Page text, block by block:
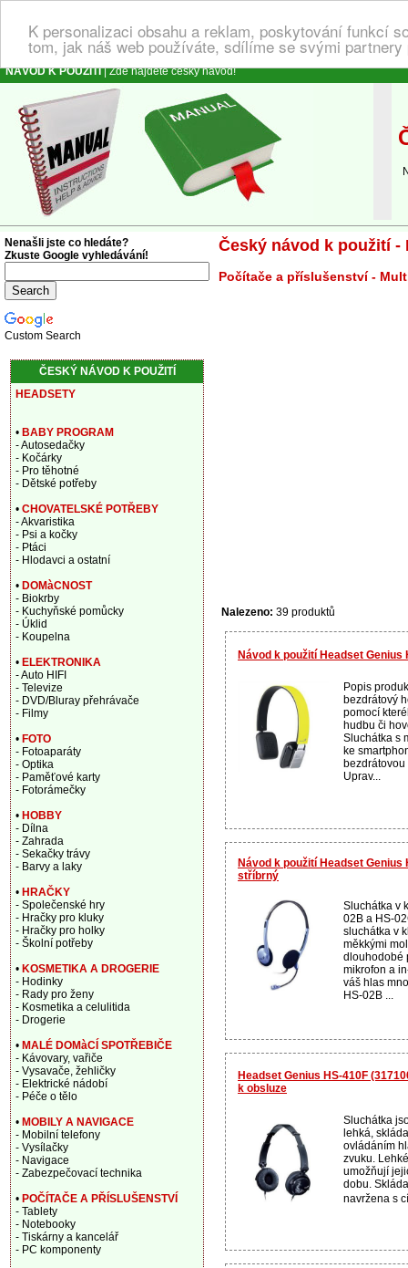
K personalizaci obsahu a reklam, poskytování funkcí
tom, jak náš web používáte, sdílíme se svými
NÁVOD K POUŽITÍ| Zde najdete český návod!
Český návod k použití -
Počítače a příslušenství -
Nalezeno: 39 produktů
Návod k použití Headset Genius
Popis
bezdrátový
pomocí
hudbu či
Sluchátka s
ke
Uprav...
Návod k použití Headset Genius
stříbrný
Sluchátka v
02B a HS-
sluchátka v
měkkými
dlouhodobé
mikrofon a
váš hlas
HS-02B ...
Headset Genius HS-410F
k obsluze
Sluchátka
lehká,
ovládáním
zvuku.
umožňují
dobu.
navržena s
Nenašli jste co hledáte?
Zkuste Google vyhledávání!
Custom Search
ČESKÝ NÁVOD K POUŽITÍ
HEADSETY
• BABY PROGRAM
- Autosedačky
- Kočárky
- Pro těhotné
- Dětské potřeby
• CHOVATELSKÉ POTŘEBY
- Akvaristika
- Psi a kočky
- Ptáci
- Hlodavci a ostatní
• DOMàCNOST
- Biokrby
- Kuchyňské pomůcky
- Úklid
- Koupelna
• ELEKTRONIKA
- Auto HIFI
- Televize
- DVD/Bluray přehrávače
- Filmy
• FOTO
- Fotoaparáty
- Optika
- Paměťové karty
- Fotorámečky
• HOBBY
- Dílna
- Zahrada
- Sekačky trávy
- Barvy a laky
• HRAČKY
- Společenské hry
- Hračky pro kluky
- Hračky pro holky
- Školní potřeby
• KOSMETIKA A DROGERIE
- Hodinky
- Rady pro ženy
- Kosmetika a celulitida
- Drogerie
• MALÉ DOMàCÍ SPOTŘEBIČE
- Kávovary, vařiče
- Vysavače, žehličky
- Elektrické nádobí
- Péče o tělo
• MOBILY A NAVIGACE
- Mobilní telefony
- Vysílačky
- Navigace
- Zabezpečovací technika
• POČÍTAČE A PŘÍSLUŠENSTVÍ
- Tablety
- Notebooky
- Tiskárny a kancelář
- PC komponenty